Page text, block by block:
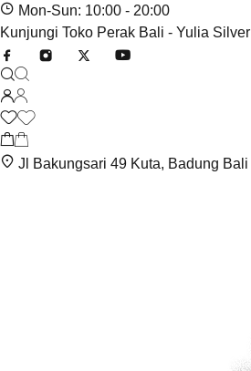
Mon-Sun: 10:00 - 20:00
Kunjungi Toko Perak Bali - Yulia Silver
Jl Bakungsari 49 Kuta, Badung Bali